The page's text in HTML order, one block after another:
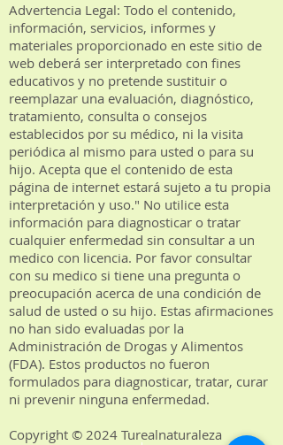
Advertencia Legal: Todo el contenido,
información, servicios, informes y
materiales proporcionado en este sitio de
web deberá ser interpretado con fines
educativos y no pretende sustituir o
reemplazar una evaluación, diagnóstico,
tratamiento, consulta o consejos
establecidos por su médico, ni la visita
periódica al mismo para usted o para su
hijo. Acepta que el contenido de esta
página de internet estará sujeto a tu propia
interpretación y uso." No utilice esta
información para diagnosticar o tratar
cualquier enfermedad sin consultar a un
medico con licencia. Por favor consultar
con su medico si tiene una pregunta o
preocupación acerca de una condición de
salud de usted o su hijo. Estas afirmaciones
no han sido evaluadas por la
Administración de Drogas y Alimentos
(FDA). Estos productos no fueron
formulados para diagnosticar, tratar, curar
ni prevenir ninguna enfermedad.
Copyright © 2024 Turealnaturaleza